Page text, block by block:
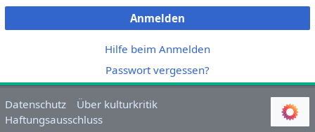
Anmelden
Hilfe beim Anmelden
Passwort vergessen?
Datenschutz
Über kulturkritik
Haftungsausschluss